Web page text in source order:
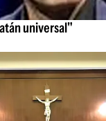
universal"